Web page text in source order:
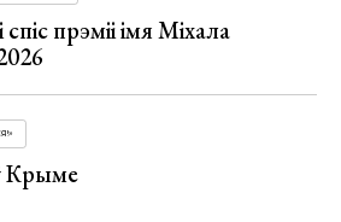
прэміі імя Міхала
Крыме